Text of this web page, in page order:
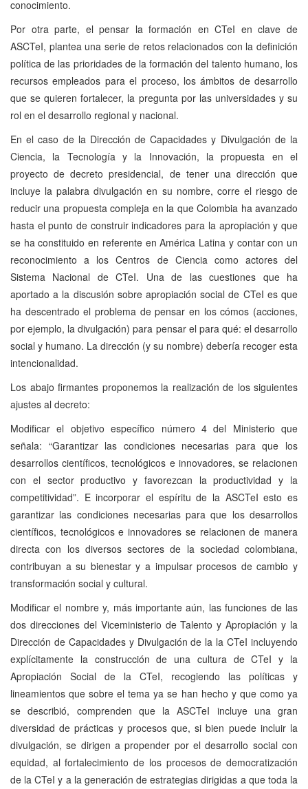
conocimiento.
Por otra parte, el pensar la formación en CTeI en clave de
ASCTeI, plantea una serie de retos relacionados con la definición
política de las prioridades de la formación del talento humano, los
recursos empleados para el proceso, los ámbitos de desarrollo
que se quieren fortalecer, la pregunta por las universidades y su
rol en el desarrollo regional y nacional.
En el caso de la Dirección de Capacidades y Divulgación de la
Ciencia, la Tecnología y la Innovación, la propuesta en el
proyecto de decreto presidencial, de tener una dirección que
incluye la palabra divulgación en su nombre, corre el riesgo de
reducir una propuesta compleja en la que Colombia ha avanzado
hasta el punto de construir indicadores para la apropiación y que
se ha constituido en referente en América Latina y contar con un
reconocimiento a los Centros de Ciencia como actores del
Sistema Nacional de CTeI. Una de las cuestiones que ha
aportado a la discusión sobre apropiación social de CTeI es que
ha descentrado el problema de pensar en los cómos (acciones,
por ejemplo, la divulgación) para pensar el para qué: el desarrollo
social y humano. La dirección (y su nombre) debería recoger esta
intencionalidad.
Los abajo firmantes proponemos la realización de los siguientes
ajustes al decreto:
Modificar el objetivo específico número 4 del Ministerio que
señala: “Garantizar las condiciones necesarias para que los
desarrollos científicos, tecnológicos e innovadores, se relacionen
con el sector productivo y favorezcan la productividad y la
competitividad”. E incorporar el espíritu de la ASCTeI esto es
garantizar las condiciones necesarias para que los desarrollos
científicos, tecnológicos e innovadores se relacionen de manera
directa con los diversos sectores de la sociedad colombiana,
contribuyan a su bienestar y a impulsar procesos de cambio y
transformación social y cultural.
Modificar el nombre y, más importante aún, las funciones de las
dos direcciones del Viceministerio de Talento y Apropiación y la
Dirección de Capacidades y Divulgación de la la CTeI incluyendo
explícitamente la construcción de una cultura de CTeI y la
Apropiación Social de la CTeI, recogiendo las políticas y
lineamientos que sobre el tema ya se han hecho y que como ya
se describió, comprenden que la ASCTeI incluye una gran
diversidad de prácticas y procesos que, si bien puede incluir la
divulgación, se dirigen a propender por el desarrollo social con
equidad, al fortalecimiento de los procesos de democratización
de la CTeI y a la generación de estrategias dirigidas a que toda la